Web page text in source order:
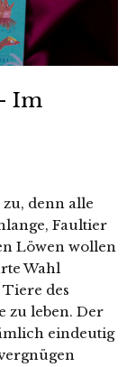
Im
denn alle
Faultier
Löwen wollen
Wahl
des
zu leben. Der
eindeutig